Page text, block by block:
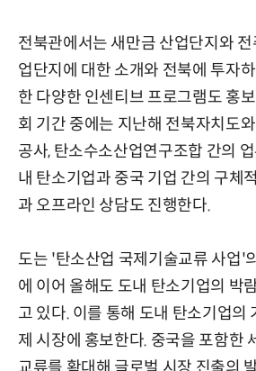
전북관에서는 새만금 산업단지와
업단지에 대한 소개와 전북에 투자
한 다양한 인센티브 프로그램도 홍
회 기간 중에는 지난해 전북자치도
공사, 탄소수소산업연구조합 간의
내 탄소기업과 중국 기업 간의 구체
과 오프라인 상담도 진행한다.
도는 '탄소산업 국제기술교류 사업'
에 이어 올해도 도내 탄소기업의 박
고 있다. 이를 통해 도내 탄소기업의
제 시장에 홍보한다. 중국을 포함한